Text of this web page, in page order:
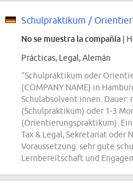
No se muestra la compañía |
Prácticas, Legal, Alemán
“Schulpraktikum oder
(COMPANY NAME) in
Schulabsolvent:innen. Dauer:
(Schulpraktikum) oder 1-3
(Orientierungspraktikum).
Tax & Legal, Sekretariat oder
Voraussetzung: sehr gute
Lernbereitschaft und